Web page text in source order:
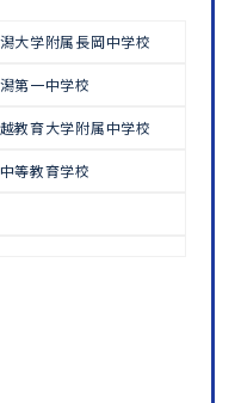
大学附属長岡中学校
第一中学校
越教育大学附属中学校
等教育学校